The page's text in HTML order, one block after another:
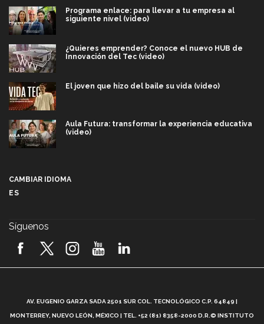
Programa enlace: para llevar a tu empresa al
siguiente nivel (video)
¿Quieres emprender? Conoce el nuevo HUB de
Innovación del Tec (video)
El joven que hizo del baile su vida (video)
Aula Futura: transformar la experiencia educativa
(video)
2026! (video)
¿Cómo es el Modelo Educativo Tec? (video)
CAMBIAR IDIOMA
ES
Síguenos
AV. EUGENIO GARZA SADA 2501 SUR COL. TECNOLÓGICO C.P. 64849 |
MONTERREY, NUEVO LEÓN, MÉXICO | TEL. +52 (81) 8358-2000 D.R.© INSTITUTO